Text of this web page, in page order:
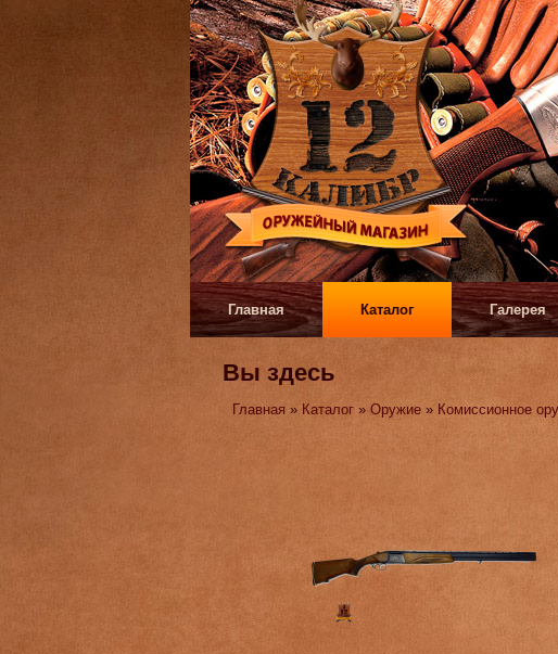
Главная Каталог Галерея
Вы здесь
Главная » Каталог »Оружие » Комиссионное